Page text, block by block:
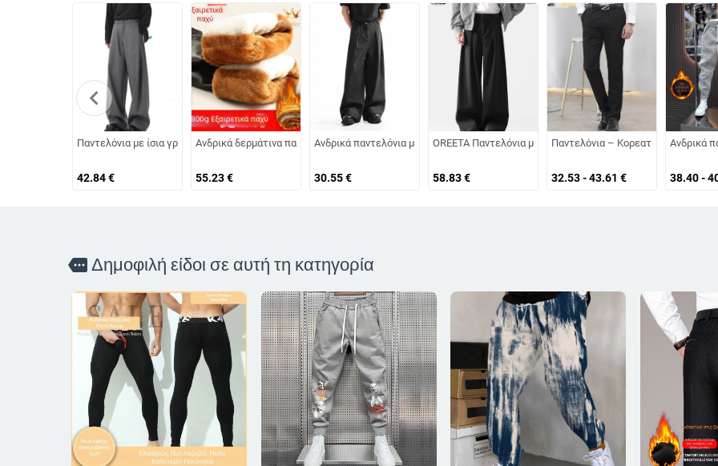
Παντελόνια με ίσια γραμμή από πολυεστέρα για αγόρια εφήβους, 90% πολυεστέρα, καθημερινή χρήση τεσσάρων εποχών
42.84€
Ανδρικά δερμάτινα παντελόνια με φλίς επένδυση, για τον χειμώνα, υψηλή μέση, αντιανεμικά και αδιάβροχα, ίσια
55.23€
Ανδρικά παντελόνια με ίσιο πόδι από πολυεστέρα, διακόσμηση με κουμπιά, νεανικό
30.55€
OREETA Παντελόνια με πιέτες, φαρδιά γραμμή, χαλαρή
58.83€
Παντελόνια – Κορεατικού στιλ
32.53 - 43.61 €
Ανδρικά
38.40 -
chevron_left
more Δημοφιλή είδοι σε αυτή τη κατηγορία